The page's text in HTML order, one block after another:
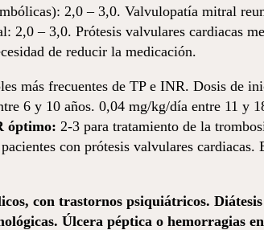
2,0 – 3,0. Valvulopatía mitral
– 3,0. Prótesis valvulares cardiacas
de reducir la medicación.
más frecuentes de TP e INR. Dosis de
6 y 10 años. 0,04 mg/kg/día entre 11 y
óptimo: 2-3 para tratamiento de la
con prótesis valvulares cardiacas.
con trastornos psiquiátricos.
Úlcera péptica o hemorragias